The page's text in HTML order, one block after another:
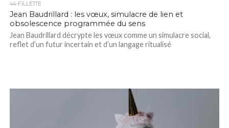
44-FILLETTE
Jean Baudrillard : les vœux, simulacre de lien et
obsolescence programmée du sens
Jean Baudrillard décrypte les vœux comme un simulacre social,
reflet d’un futur incertain et d’un langage ritualisé